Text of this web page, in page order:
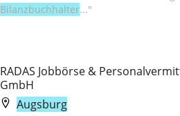
Bilanzbuchhalter..."
RADAS Jobbörse &
GmbH
Augsburg